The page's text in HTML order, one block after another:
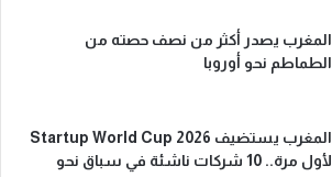
المغرب يصدر أكثر من نصف حصته من
الطماطم نحو أوروبا
المغرب يستضيف Startup World Cup 2026
لأول مرة.. 10 شركات ناشئة في سباق نحو